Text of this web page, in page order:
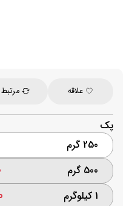
علاقه مرتبط
پک
250 گرم
500 گرم
1 کیلوگرم